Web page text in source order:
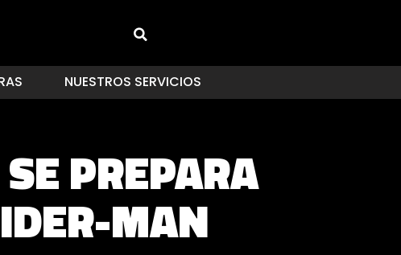
NUESTROS SERVICIOS
PREPARA
MAN